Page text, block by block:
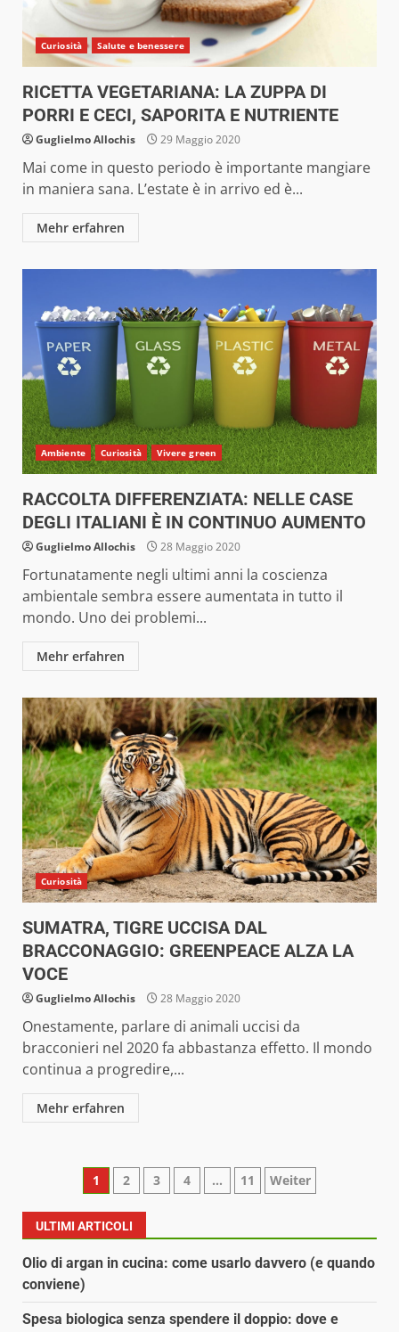
Curiosità Salute e benessere
RICETTA VEGETARIANA: LA ZUPPA DI
PORRI E CECI, SAPORITA E NUTRIENTE
Guglielmo Allochis 29 Maggio 2020
Mai come in questo periodo è importante mangiare
in maniera sana. L’estate è in arrivo ed è...
Mehr erfahren
Ambiente Curiosità Vivere green
RACCOLTA DIFFERENZIATA: NELLE CASE
DEGLI ITALIANI È IN CONTINUO AUMENTO
Guglielmo Allochis 28 Maggio 2020
Fortunatamente negli ultimi anni la coscienza
ambientale sembra essere aumentata in tutto il
mondo. Uno dei problemi...
Mehr erfahren
Curiosità
SUMATRA, TIGRE UCCISA DAL
BRACCONAGGIO: GREENPEACE ALZA LA
VOCE
Guglielmo Allochis 28 Maggio 2020
Onestamente, parlare di animali uccisi da
bracconieri nel 2020 fa abbastanza effetto. Il mondo
continua a progredire,...
Mehr erfahren
Paginazione
degli
articoli
1 2 3 4 … 11 Weiter
ULTIMI ARTICOLI
Olio di argan in cucina: come usarlo davvero (e quando
conviene)
Spesa biologica senza spendere il doppio: dove e